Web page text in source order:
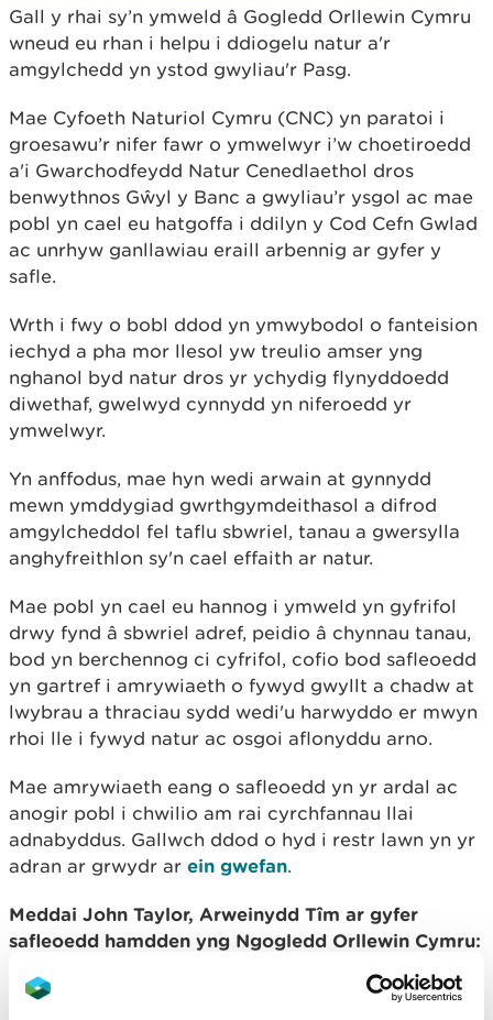
Gall y rhai sy’n ymweld â Gogledd Orllewin Cymru
wneud eu rhan i helpu i ddiogelu natur a'r
amgylchedd yn ystod gwyliau'r Pasg.
Mae Cyfoeth Naturiol Cymru (CNC) yn paratoi i
groesawu’r nifer fawr o ymwelwyr i’w choetiroedd
a'i Gwarchodfeydd Natur Cenedlaethol dros
benwythnos Gŵyl y Banc a gwyliau’r ysgol ac mae
pobl yn cael eu hatgoffa i ddilyn y Cod Cefn Gwlad
ac unrhyw ganllawiau eraill arbennig ar gyfer y
safle.
Wrth i fwy o bobl ddod yn ymwybodol o fanteision
iechyd a pha mor llesol yw treulio amser yng
nghanol byd natur dros yr ychydig flynyddoedd
diwethaf, gwelwyd cynnydd yn niferoedd yr
ymwelwyr.
Yn anffodus, mae hyn wedi arwain at gynnydd
mewn ymddygiad gwrthgymdeithasol a difrod
amgylcheddol fel taflu sbwriel, tanau a gwersylla
anghyfreithlon sy'n cael effaith ar natur.
Mae pobl yn cael eu hannog i ymweld yn gyfrifol
drwy fynd â sbwriel adref, peidio â chynnau tanau,
bod yn berchennog ci cyfrifol, cofio bod safleoedd
yn gartref i amrywiaeth o fywyd gwyllt a chadw at
lwybrau a thraciau sydd wedi'u harwyddo er mwyn
rhoi lle i fywyd natur ac osgoi aflonyddu arno.
Mae amrywiaeth eang o safleoedd yn yr ardal ac
anogir pobl i chwilio am rai cyrchfannau llai
adnabyddus. Gallwch ddod o hyd i restr lawn yn yr
adran ar grwydr ar ein gwefan.
Meddai John Taylor, Arweinydd Tîm ar gyfer
safleoedd hamdden yng Ngogledd Orllewin Cymru:
“Mae gennym gyfuniad o safleoedd